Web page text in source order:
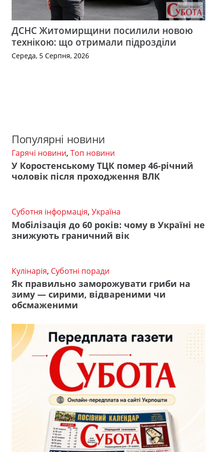
ДСНС Житомирщини посилили новою
технікою: що отримали підрозділи
Середа, 5 Серпня, 2026
Популярні новини
Гарячі новини, Топ новини
У Коростенському ТЦК помер 46-річний
чоловік після проходження ВЛК
Суботня інформація, Україна
Мобілізація до 60 років: чому в Україні не
знижують граничний вік
Кулінарія, Суботні поради
Як правильно заморожувати гриби на
зиму — сирими, відвареними чи
обсмаженими